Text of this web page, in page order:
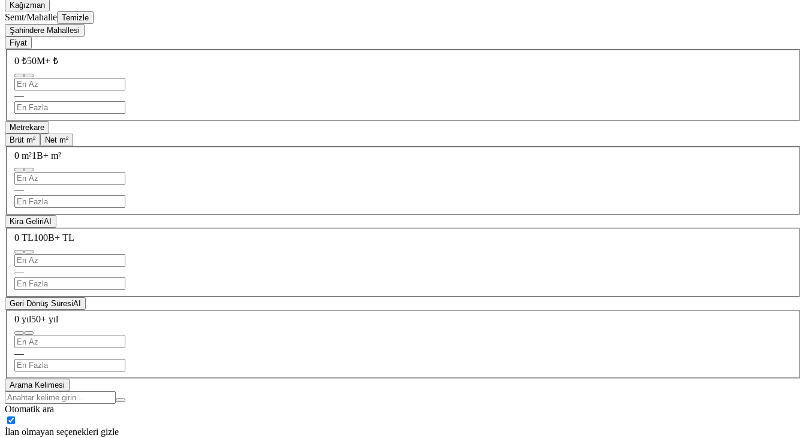
Kağızman
Semt/Mahalle Temizle
Şahindere Mahallesi
Fiyat
0 ₺50M+ ₺
—
Metrekare
Brüt m²
Net m²
0 m²1B+ m²
—
Kira GeliriAI
0 TL100B+ TL
—
Geri Dönüş SüresiAI
0 yıl50+ yıl
—
Arama Kelimesi
Otomatik ara
İlan olmayan seçenekleri gizle